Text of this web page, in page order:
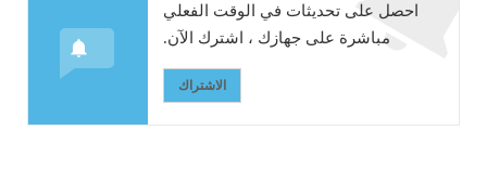
احصل على تحديثات في الوقت الفعلي
مباشرة على جهازك ، اشترك الآن.
الاشتراك